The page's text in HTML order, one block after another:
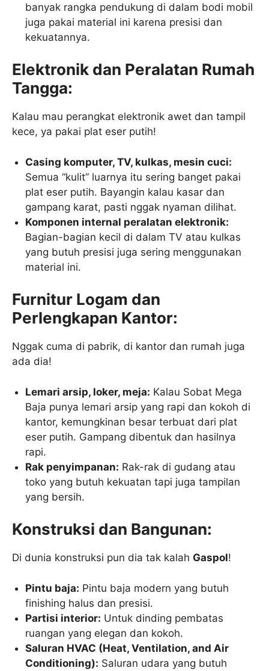
banyak rangka pendukung di dalam bodi mobil
juga pakai material ini karena presisi dan
kekuatannya.
Elektronik dan Peralatan Rumah
Tangga:
Kalau mau perangkat elektronik awet dan tampil
kece, ya pakai plat eser putih!
Casing komputer, TV, kulkas, mesin cuci:
Semua “kulit” luarnya itu sering banget pakai
plat eser putih. Bayangin kalau kasar dan
gampang karat, pasti nggak nyaman dilihat.
Komponen internal peralatan elektronik:
Bagian-bagian kecil di dalam TV atau kulkas
yang butuh presisi juga sering menggunakan
material ini.
Furnitur Logam dan
Perlengkapan Kantor:
Nggak cuma di pabrik, di kantor dan rumah juga
ada dia!
Lemari arsip, loker, meja: Kalau Sobat Mega
Baja punya lemari arsip yang rapi dan kokoh di
kantor, kemungkinan besar terbuat dari plat
eser putih. Gampang dibentuk dan hasilnya
rapi.
Rak penyimpanan: Rak-rak di gudang atau
toko yang butuh kekuatan tapi juga tampilan
yang bersih.
Konstruksi dan Bangunan:
Di dunia konstruksi pun dia tak kalah Gaspol!
Pintu baja: Pintu baja modern yang butuh
finishing halus dan presisi.
Partisi interior: Untuk dinding pembatas
ruangan yang elegan dan kokoh.
Saluran HVAC (Heat, Ventilation, and Air
Conditioning): Saluran udara yang butuh